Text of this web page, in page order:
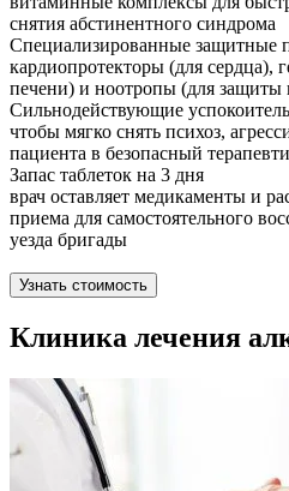
снятия абстинентного синдрома
Специализированные защитные
кардиопротекторы (для сердца),
печени) и ноотропы (для защиты
Сильнодействующие
чтобы мягко снять психоз,
пациента в безопасный
Запас таблеток на 3 дня
врач оставляет медикаменты и
приема для самостоятельного
уезда бригады
Узнать стоимость
Клиника лечения